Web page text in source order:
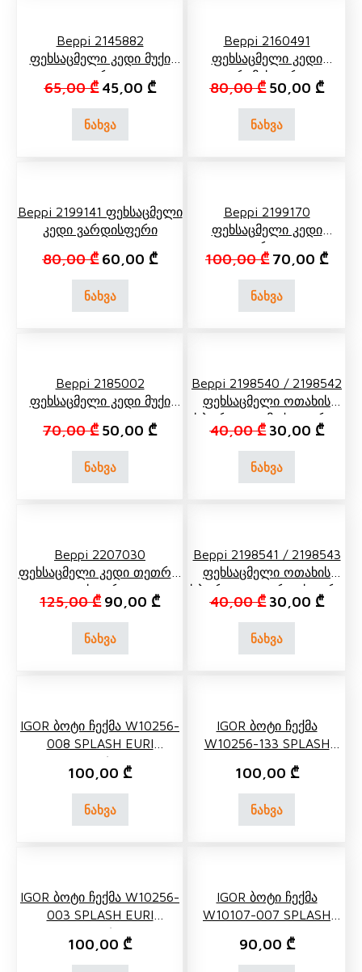
Beppi 2145882
Ფეხსაცმელი Კედი Მუქი
Ლურჯი
65,00₾ Original price was: 65,00 ₾.
45,00 ₾Current price is: 45,00 ₾.
ნახვა
Beppi 2160491
Ფეხსაცმელი Კედი
Კრემისფერი
80,00₾ Original price
50,00 ₾
ნახვა
Beppi 2199141 Ფეხსაცმელი
Კედი Ვარდისფერი
80,00₾ Original price was: 80,00 ₾.
60,00 ₾Current price is: 60,00 ₾.
ნახვა
Beppi 2199170
Ფეხსაცმელი Კედი
Ფერადი
100,00₾ Original price
70,00 ₾
ნახვა
Beppi 2185002
Ფეხსაცმელი Კედი Მუქი
70,00₾ Original price was: 70,00 ₾.
50,00 ₾Current price is: 50,00 ₾.
ნახვა
Beppi 2198540 / 2198542
Ფეხსაცმელი Ოთახის
Სპორტული Მუქი Ლურჯი
40,00₾ Original price
30,00 ₾
ნახვა
Beppi 2207030
Ფეხსაცმელი Კედი Თეთრი,
Ცისფერი
125,00₾ Original price was: 125,00 ₾.
90,00 ₾Current price is: 90,00 ₾.
ნახვა
Beppi 2198541 / 2198543
Ფეხსაცმელი Ოთახის
Სპორტული Ვარდისფერი
40,00₾ Original price
30,00 ₾
ნახვა
IGOR Ბოტი Ჩექმა W10256-
008 SPLASH EURI
AMARILLO/YELLOW
100,00 ₾
ნახვა
IGOR Ბოტი Ჩექმა
W10256-133 SPLASH
FRAMBUESA/RASPBERRY
100,00 ₾
ნახვა
IGOR Ბოტი Ჩექმა W10256-
003 SPLASH EURI
MARINO/NAVY
100,00 ₾
IGOR Ბოტი Ჩექმა
W10107-007 SPLASH
FUCSIA/CRUDO/FUCHSIA
90,00 ₾